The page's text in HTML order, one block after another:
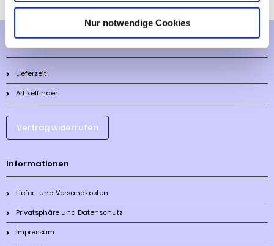
Nur notwendige Cookies
Mehr über...
Lieferzeit
Artikelfinder
Vertrag widerrufen
Informationen
Liefer- und Versandkosten
Privatsphäre und Datenschutz
Impressum